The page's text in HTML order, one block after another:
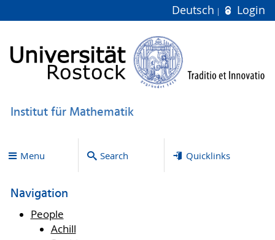
Deutsch Login
Institut für Mathematik
Menu Search Quicklinks
Navigation
People
Achill